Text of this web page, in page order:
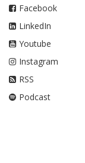
Facebook
LinkedIn
Youtube
Instagram
RSS
Podcast